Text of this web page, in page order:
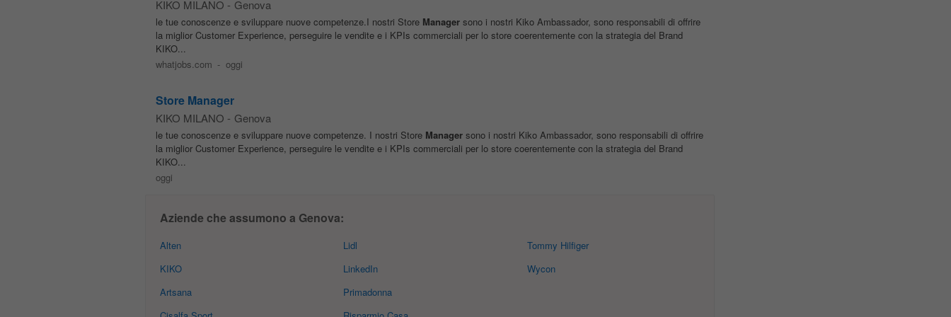
KIKO MILANO - Genova
le tue conoscenze e sviluppare nuove competenze.I nostri Store Managersono i nostri Kiko Ambassador, sono responsabili di offrire
la miglior Customer Experience, perseguire le vendite e i KPIs commerciali per lo store coerentemente con la strategia del Brand
KIKO...
whatjobs.com - oggi
Store Manager
KIKO MILANO - Genova
le tue conoscenze e sviluppare nuove competenze. I nostri Store Managersono i nostri Kiko Ambassador, sono responsabili di offrire
la miglior Customer Experience, perseguire le vendite e i KPIs commerciali per lo store coerentemente con la strategia del Brand
KIKO...
oggi
Aziende che assumono a Genova:
Alten
KIKO
Artsana
Lidl
LinkedIn
Primadonna
Tommy Hilfiger
Wycon